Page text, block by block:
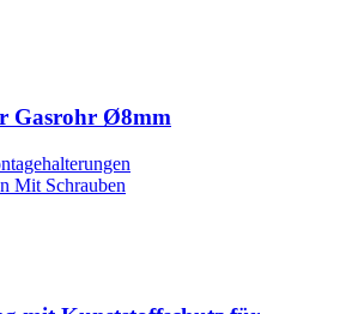
Gasrohr Ø8mm
Mit Schrauben